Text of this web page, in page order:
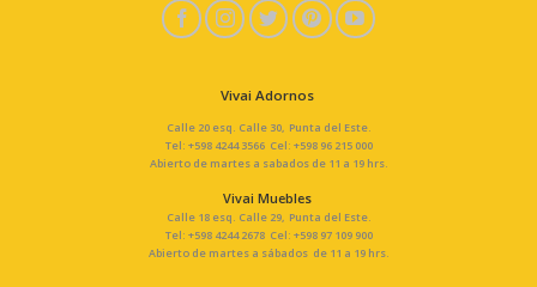
Vivai Adornos
Calle 20 esq. Calle 30, Punta del Este.
Tel: +598 4244 3566 Cel: +598 96 215 000
Abierto de martes a sabados de 11 a 19 hrs.
Vivai Muebles
Calle 18 esq. Calle 29, Punta del Este.
Tel: +598 4244 2678 Cel: +598 97 109 900
Abierto de martes a sábados de 11 a 19 hrs.